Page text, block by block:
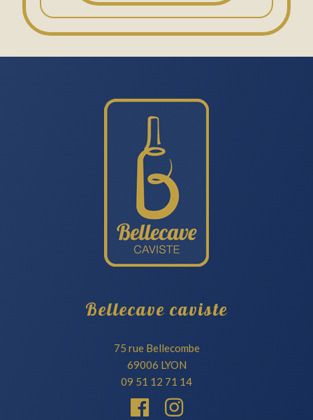
Bellecave caviste
75 rue Bellecombe
69006 LYON
09 51 12 71 14